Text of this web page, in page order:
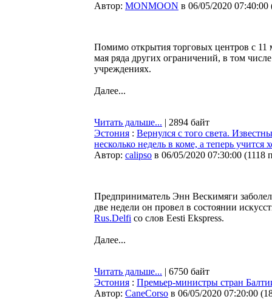
Автор: MONMOON в 06/05/2020 07:40:00
Помимо открытия торговых центров с 11
мая ряда других ограничений, в том
учреждениях.
Далее...
Читать дальше... | 2894 байт
Эстония : Вернулся с того света.
несколько недель в коме, а теперь учится
Автор: calipso в 06/05/2020 07:30:00 (1118
Предприниматель Энн Вескимяги
две недели он провел в состоянии
Rus.Delfi со слов Eesti Ekspress.
Далее...
Читать дальше... | 6750 байт
Эстония : Премьер-министры стран
Автор: CaneCorso в 06/05/2020 07:20:00 (